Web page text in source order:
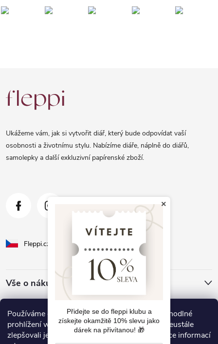
Používáme cookies, abychom Vám umožnili pohodlné
prohlížení webu a díky analýze provozu webu neustále
zlepšovali jeho funkce, výkon a použitelnost. Více informací
á
Ukážeme vám, jak si vytvořit diář, který bude odpovídat vaší
osobnosti a životnímu stylu. Nabízíme diáře, náplně do diářů,
samolepky a další exkluzivní papírenské zboží.
Fleppi.cz
Vše o nákupu
O Fleppi
Inspirace pro vás
×
Přidejte se do fleppi klubu a
získejte okamžitě 10% slevu jako
dárek na přivítanou! 🎁